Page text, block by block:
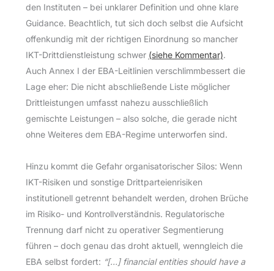
den Instituten – bei unklarer Definition und ohne klare
Guidance. Beachtlich, tut sich doch selbst die Aufsicht
offenkundig mit der richtigen Einordnung so mancher
IKT-Drittdienstleistung schwer (siehe Kommentar).
Auch Annex I der EBA-Leitlinien verschlimmbessert die
Lage eher: Die nicht abschließende Liste möglicher
Drittleistungen umfasst nahezu ausschließlich
gemischte Leistungen – also solche, die gerade nicht
ohne Weiteres dem EBA-Regime unterworfen sind.
Hinzu kommt die Gefahr organisatorischer Silos: Wenn
IKT-Risiken und sonstige Drittparteienrisiken
institutionell getrennt behandelt werden, drohen Brüche
im Risiko- und Kontrollverständnis. Regulatorische
Trennung darf nicht zu operativer Segmentierung
führen – doch genau das droht aktuell, wenngleich die
EBA selbst fordert: “[…] financial entities should have a